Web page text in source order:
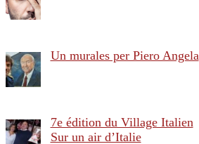
Un murales per Piero Angela
7e édition du Village Italien
Sur un air d’Italie